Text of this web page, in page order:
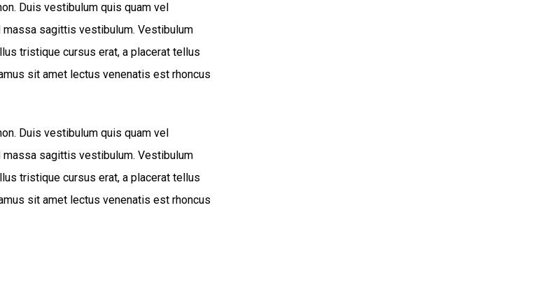
Duis vestibulum quis quam vel
sagittis vestibulum. Vestibulum
tristique cursus erat, a placerat tellus
sit amet lectus venenatis est rhoncus
Duis vestibulum quis quam vel
sagittis vestibulum. Vestibulum
tristique cursus erat, a placerat tellus
sit amet lectus venenatis est rhoncus